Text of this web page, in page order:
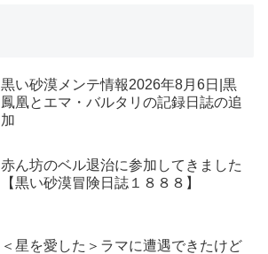
黒い砂漠メンテ情報2026年8月6日|黒
鳳凰とエマ・バルタリの記録日誌の追
加
赤ん坊のベル退治に参加してきました
【黒い砂漠冒険日誌１８８８】
＜星を愛した＞ラマに遭遇できたけど